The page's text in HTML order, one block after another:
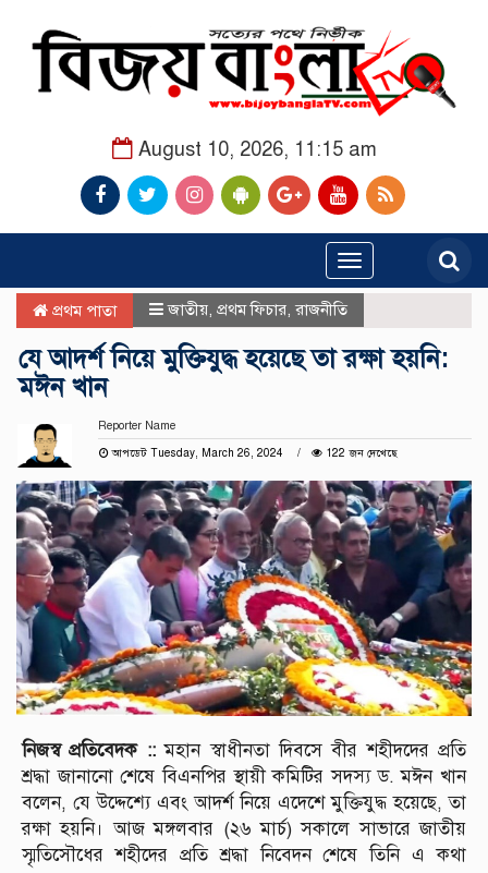
August 10, 2026, 11:15 am
Toggle
navigation
প্রথম পাতা জাতীয় প্রথম ফিচার রাজনীতি
যে আদর্শ নিয়ে মুক্তিযুদ্ধ হয়েছে তা রক্ষা হয়নি:
মঈন খান
Reporter Name
আপডেট Tuesday, March 26, 2024
122 জন দেখেছে
নিজস্ব প্রতিবেদক ::মহান স্বাধীনতা দিবসে বীর শহীদদের প্রতি
শ্রদ্ধা জানানো শেষে বিএনপির স্থায়ী কমিটির সদস্য ড. মঈন খান
বলেন, যে উদ্দেশ্যে এবং আদর্শ নিয়ে এদেশে মুক্তিযুদ্ধ হয়েছে, তা
রক্ষা হয়নি। আজ মঙ্গলবার (২৬ মার্চ) সকালে সাভারে জাতীয়
স্মৃতিসৌধের শহীদের প্রতি শ্রদ্ধা নিবেদন শেষে তিনি এ কথা